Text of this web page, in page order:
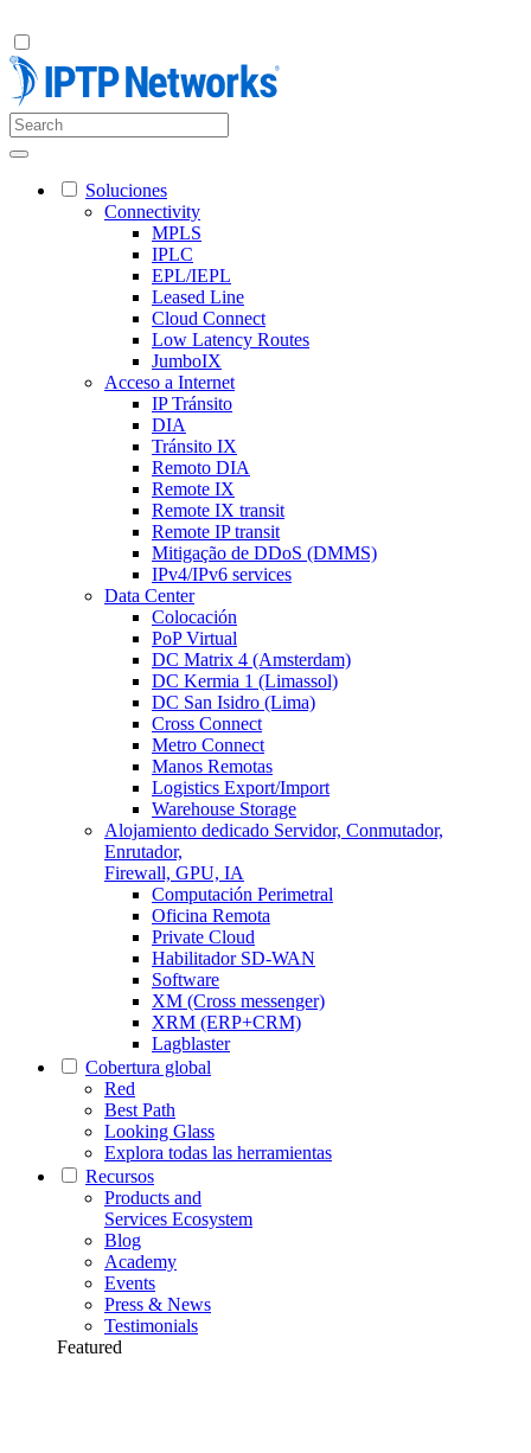
Soluciones
Connectivity
MPLS
IPLC
EPL/IEPL
Leased Line
Cloud Connect
Low Latency Routes
JumboIX
Acceso a Internet
IP Tránsito
DIA
Tránsito IX
Remoto DIA
Remote IX
Remote IX transit
Remote IP transit
Mitigação de DDoS (DMMS)
IPv4/IPv6 services
Data Center
Colocación
PoP Virtual
DC Matrix 4 (Amsterdam)
DC Kermia 1 (Limassol)
DC San Isidro (Lima)
Cross Connect
Metro Connect
Manos Remotas
Logistics Export/Import
Warehouse Storage
Alojamiento dedicado Servidor, Conmutador,
Enrutador,
Firewall, GPU, IA
Computación Perimetral
Oficina Remota
Private Cloud
Habilitador SD-WAN
Software
XM (Cross messenger)
XRM (ERP+CRM)
Lagblaster
Cobertura global
Red
Best Path
Looking Glass
Explora todas las herramientas
Recursos
Products and
Services Ecosystem
Blog
Academy
Events
Press & News
Testimonials
Featured